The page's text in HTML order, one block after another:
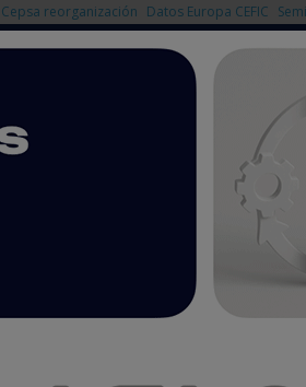
Cepsa reorganización Datos Europa CEFIC